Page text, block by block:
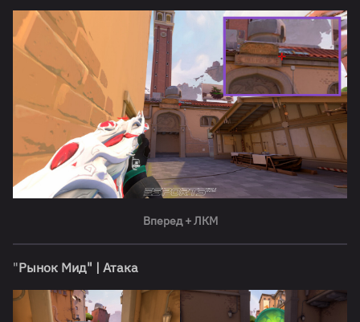
Вперед + ЛКМ
"Рынок Мид" | Атака